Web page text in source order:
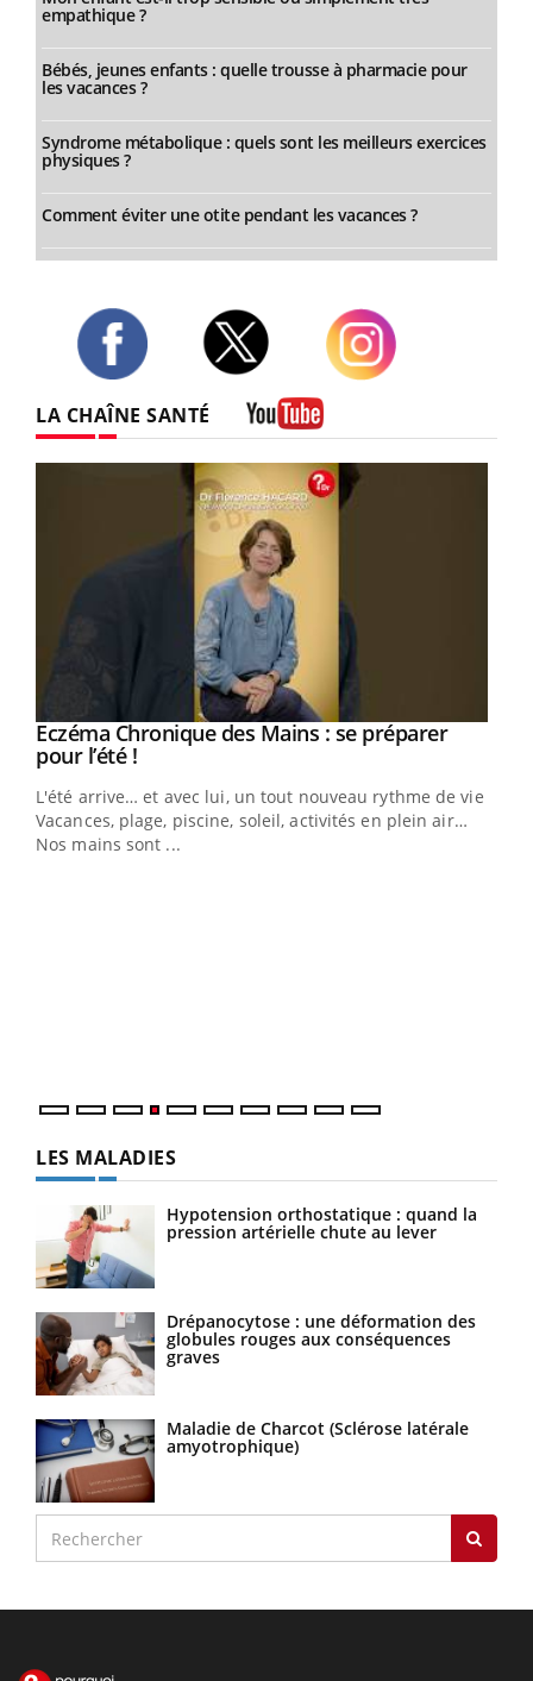
empathique ?
Bébés, jeunes enfants : quelle trousse à pharmacie pour
les vacances ?
Syndrome métabolique : quels sont les meilleurs exercices
physiques ?
Comment éviter une otite pendant les vacances ?
LA CHAÎNE SANTÉ
Youtube
Eczéma Chronique des Mains : se préparer
pour l’été !Youtube
L'été arrive… et avec lui, un tout nouveau rythme de vie !
Vacances, plage, piscine, soleil, activités en plein air…
Nos mains sont ...
LES MALADIES
Hypotension orthostatique : quand la
pression artérielle chute au lever
Drépanocytose : une déformation des
globules rouges aux conséquences
graves
Maladie de Charcot (Sclérose latérale
amyotrophique)